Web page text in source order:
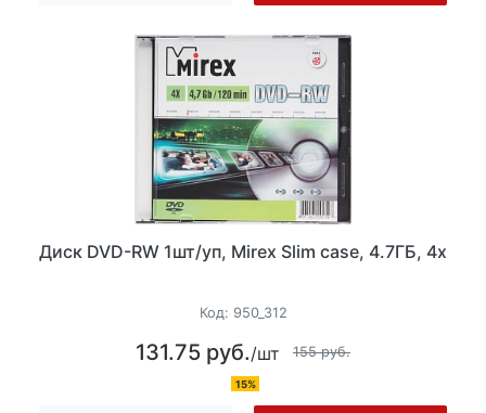
Диск DVD-RW 1шт/уп, Mirex Slim case, 4.7ГБ, 4х
Код: 950_312
131.75 руб./шт 155 руб.
15%